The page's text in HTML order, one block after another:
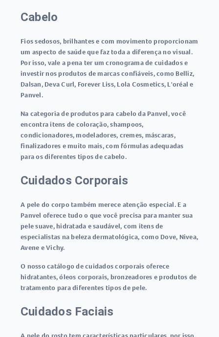
Cabelo
Fios sedosos, brilhantes e com movimento proporcionam
um aspecto de saúde que faz toda a diferença no visual.
Por isso, vale a pena ter um cronograma de cuidados e
investir nos produtos de marcas confiáveis, como Belliz,
Dalsan, Deva Curl, Forever Liss, Lola Cosmetics, L'oréal e
Panvel.
Na categoria de produtos para cabelo da Panvel, você
encontra itens de coloração, shampoos,
condicionadores, modeladores, cremes, máscaras,
finalizadores e muito mais, com fórmulas adequadas
para os diferentes tipos de cabelo.
Cuidados Corporais
A pele do corpo também merece atenção especial. E a
Panvel oferece tudo o que você precisa para manter sua
pele suave, hidratada e saudável, com itens de
especialistas na beleza dermatológica, como Dove, Nivea,
Avene e Vichy.
O nosso catálogo de cuidados corporais oferece
hidratantes, óleos corporais, bronzeadores e produtos de
tratamento para diferentes tipos de pele.
Cuidados Faciais